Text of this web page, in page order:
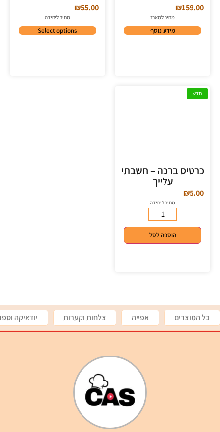
₪159.00
מחיר למארז
מידע נוסף
₪55.00
מחיר ליחידה
Select options
חדש
כרטיס ברכה – חשבתי
עלייך
₪5.00
מחיר ליחידה
הוספה לסל
כל המוצרים אפייה צלחות וקערות יודאיקה